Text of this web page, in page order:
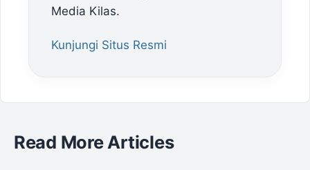
Media Kilas.
Kunjungi Situs Resmi
Read More Articles